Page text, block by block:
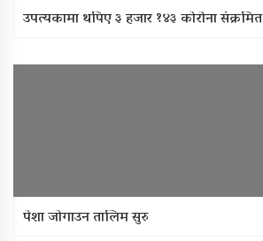
उपत्यकामा थपिए ३ हजार १४३ कोरोना संक्रमित
पेशा जोगाउन तालिम सुरु